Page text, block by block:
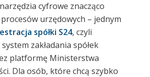
cyfrowe znacząco
procesów urzędowych – jednym
spółki S24, czyli
zakładania spółek
platformę Ministerstwa
Dla osób, które chcą szybko